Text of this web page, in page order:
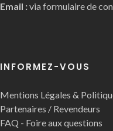
Email :via formulaire de
INFORMEZ-VOUS
Mentions Légales &
Partenaires / Revendeurs
FAQ - Foire aux questions